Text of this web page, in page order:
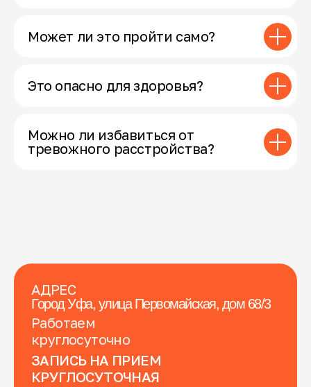
Может ли это пройти само?
Это опасно для здоровья?
Можно ли избавиться от
тревожного расстройства?
АДРЕС
Город Уфа, улица Первомайская, дом 68/3
Работаем
круглосуточно
ЗАПИСЬ НА ПРИЕМ
КРУГЛОСУТОЧНАЯ